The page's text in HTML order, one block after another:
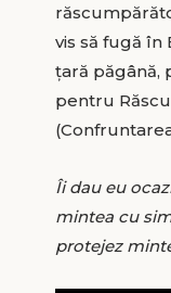
vis să fugă
țară păgână,
pentru
Îi dau eu
mintea cu
protejez